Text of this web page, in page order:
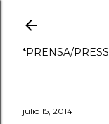
*PRENSA/PRESS
julio 15, 2014